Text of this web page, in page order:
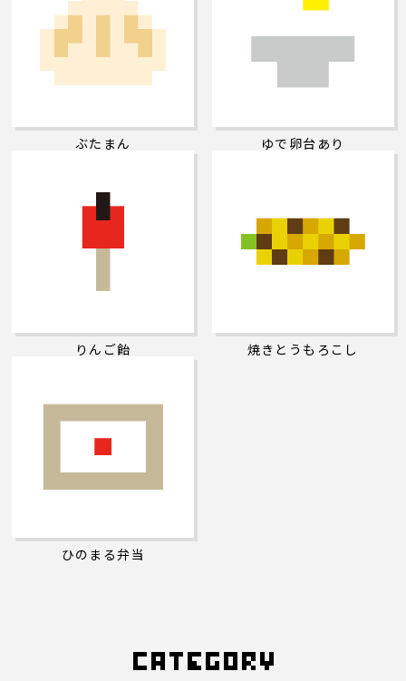
ぶたまん ゆで卵台あり
りんご飴 焼きとうもろこし
ひのまる弁当